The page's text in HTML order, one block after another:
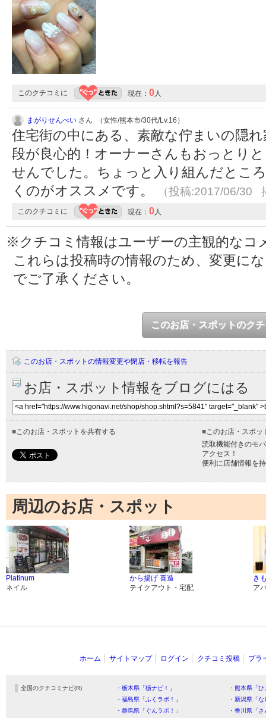
このクチコミに 現在： 0 人
まがりせんべい さん （女性/熊本市/30代/Lv.16）
住宅街の中にある、素敵な佇まいの隠
段が良心的！オーナーさんもおっとり
せんでした。ちょっと入り組んだとこ
くのがオススメです。
（投稿:2017/06/30
このクチコミに 現在： 0 人
※クチコミ情報はユーザーの主観的なコ
これらは投稿時の情報のため、変更に
でご了承ください。
このお店・スポットのク
このお店・スポットの情報変更や閉店・移転を報告
お店・スポット情報をブログにはる
■ このお店・スポットを共有する ■ このお店・スポ
読取機能付きのモ
アクセス！
便利に店舗情報を
周辺のお店・スポット
Platinum
ネイル
から揚げ 喜造
テイクアウト・宅配
き
ア
ホーム サイトマップ ログイン クチコミ投稿 プラ
全国のクチコミナビ(R) ・栃木県「栃ナビ！」
・熊本県「
・福島県「ふくラボ！」
・新潟県「
・群馬県「ぐんラボ！」
・香川県「